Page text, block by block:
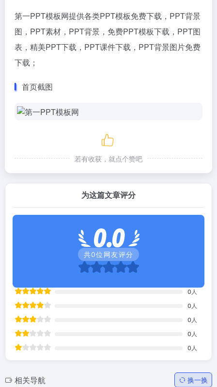
第一PPT模板网提供各类PPT模板免费下载，PPT背景
图，PPT素材，PPT背景，免费PPT模板下载，PPT图
表，精美PPT下载，PPT课件下载，PPT背景图片免费
下载；
首页截图
若有收获，就点个赞吧
为这篇文章评分
0.0
共0位网友评分
0 人
0 人
0 人
0 人
0 人
相关导航 换一换